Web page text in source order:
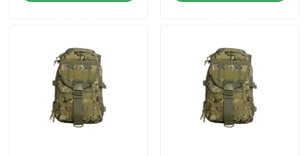
À la maison
Produits